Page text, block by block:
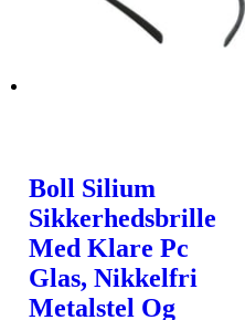
Boll Silium
Sikkerhedsbrille
Med Klare Pc
Glas, Nikkelfri
Metalstel Og